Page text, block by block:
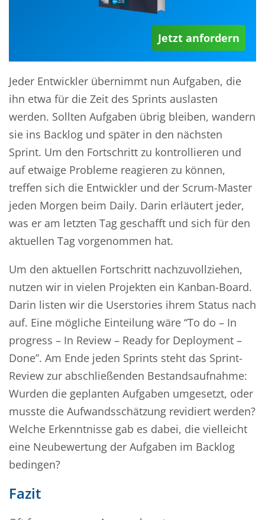
Jetzt anfordern
Jeder Entwickler übernimmt nun Aufgaben, die
ihn etwa für die Zeit des Sprints auslasten
werden. Sollten Aufgaben übrig bleiben, wandern
sie ins Backlog und später in den nächsten
Sprint. Um den Fortschritt zu kontrollieren und
auf etwaige Probleme reagieren zu können,
treffen sich die Entwickler und der Scrum-Master
jeden Morgen beim Daily. Darin erläutert jeder,
was er am letzten Tag geschafft und sich für den
aktuellen Tag vorgenommen hat.
Um den aktuellen Fortschritt nachzuvollziehen,
nutzen wir in vielen Projekten ein Kanban-Board.
Darin listen wir die Userstories ihrem Status nach
auf. Eine mögliche Einteilung wäre “To do – In
progress – In Review – Ready for Deployment –
Done”. Am Ende jeden Sprints steht das Sprint-
Review zur abschließenden Bestandsaufnahme:
Wurden die geplanten Aufgaben umgesetzt, oder
musste die Aufwandsschätzung revidiert werden?
Welche Erkenntnisse gab es dabei, die vielleicht
eine Neubewertung der Aufgaben im Backlog
bedingen?
Fazit